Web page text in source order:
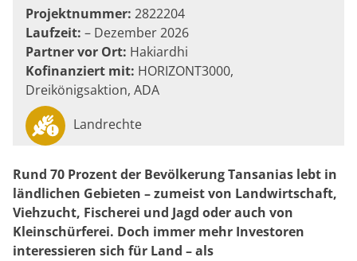
Projektnummer: 2822204
Laufzeit: – Dezember 2026
Partner vor Ort: Hakiardhi
Kofinanziert mit: HORIZONT3000,
Dreikönigsaktion, ADA
Landrechte
Rund 70 Prozent der Bevölkerung Tansanias lebt in
ländlichen Gebieten – zumeist von Landwirtschaft,
Viehzucht, Fischerei und Jagd oder auch von
Kleinschürferei. Doch immer mehr Investoren
interessieren sich für Land – als